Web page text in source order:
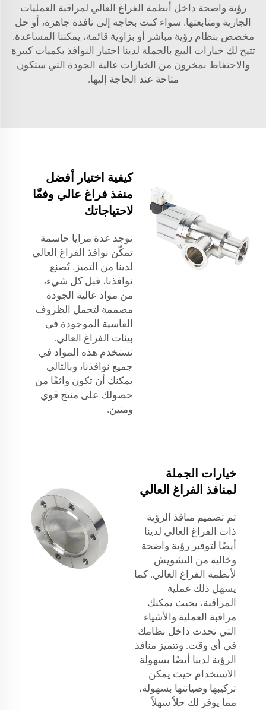
رؤية واضحة داخل أنظمة الفراغ العالي لمراقبة العمليات
الجارية ومتابعتها. سواء كنت بحاجة إلى نافذة جاهزة، أو حل
مخصص بنظام رؤية مباشر أو بزاوية قائمة، يمكننا المساعدة.
تتيح لك خيارات البيع بالجملة لدينا اختيار النوافذ بكميات كبيرة
والاحتفاظ بمخزون من الخيارات عالية الجودة التي ستكون
متاحة عند الحاجة إليها.
كيفية اختيار أفضل
منفذ فراغ عالي وفقًا
لاحتياجاتك
توجد عدة مزايا حاسمة
تمكّن نوافذ الفراغ العالي
لدينا من التميز. تُصنع
نوافذنا، قبل كل شيء،
من مواد عالية الجودة
مصممة لتحمل الظروف
القاسية الموجودة في
بيئات الفراغ العالي.
نستخدم هذه المواد في
جميع نوافذنا، وبالتالي
يمكنك أن تكون واثقًا من
حصولك على منتج قوي
ومتين.
خيارات الجملة
لمنافذ الفراغ العالي
تم تصميم منافذ الرؤية
ذات الفراغ العالي لدينا
أيضًا لتوفير رؤية واضحة
وخالية من التشويش
لأنظمة الفراغ العالي. كما
يسهل ذلك عملية
المراقبة، بحيث يمكنك
مراقبة العملية والأشياء
التي تحدث داخل نظامك
في أي وقت. وتتميز منافذ
الرؤية لدينا أيضًا بسهولة
الاستخدام حيث يمكن
تركيبها وصيانتها بسهولة،
مما يوفر لك حلاً سهلاً